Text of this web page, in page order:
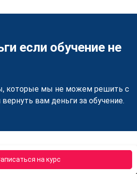
на курс
если обучение не
которые мы не можем решить с
вам деньги за обучение.
АПОК